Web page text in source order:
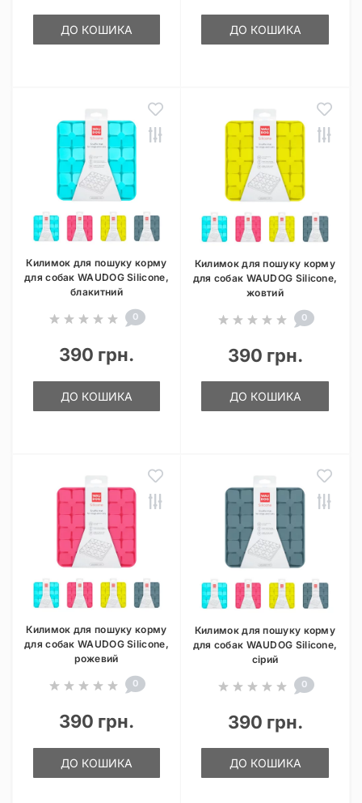
ДО КОШИКА ДО КОШИКА
Килимок для пошуку корму
для собак WAUDOG Silicone,
блакитний
0
390 грн.
ДО КОШИКА
Килимок для пошуку корму
для собак WAUDOG Silicone,
жовтий
0
390 грн.
ДО КОШИКА
Килимок для пошуку корму
для собак WAUDOG Silicone,
рожевий
0
390 грн.
ДО КОШИКА
Килимок для пошуку корму
для собак WAUDOG Silicone,
сірий
0
390 грн.
ДО КОШИКА